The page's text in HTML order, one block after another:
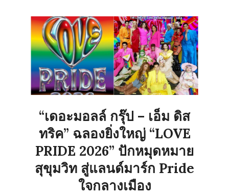
“เดอะมอลล์ กรุ๊ป – เอ็ม ดิส
ทริค” ฉลองยิ่งใหญ่ “LOVE
PRIDE 2026” ปักหมุดหมาย
สุขุมวิท สู่แลนด์มาร์ก Pride
ใจกลางเมือง